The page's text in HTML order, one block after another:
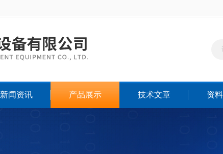
新闻资讯 产品展示 技术文章 资